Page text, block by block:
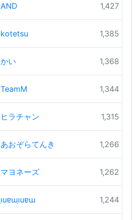
AND 1,427 pts
kotetsu 1,385 pts
かい 1,368 pts
TeamM 1,344 pts
ヒラチャン 1,315 pts
あおぞらてんき 1,266 pts
マヨネーズ 1,262 pts
ı̣uɐɯı̣uɐɯ 1,244 pts